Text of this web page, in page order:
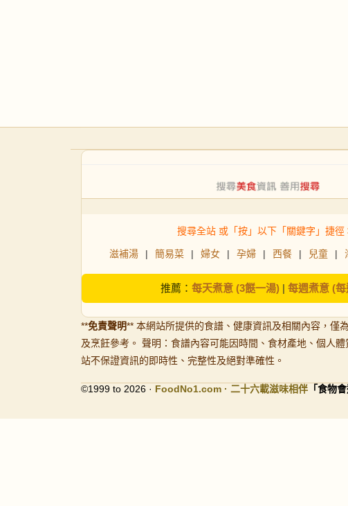
搜尋全站 或「按」以下「關鍵字」捷徑
滋補湯 | 簡易菜 | 婦女 | 孕婦 | 西餐 | 兒童 |
推薦： 每天煮意 (3餸一湯)| 每週煮意 (每
**免責聲明** 本網站所提供的食譜、健康資訊及相關內容，僅
及烹飪參考。 聲明：食譜內容可能因時間、食材產地、個人
站不保證資訊的即時性、完整性及絕對準確性。
©1999 to 2026 · FoodNo1.com · 二十六載滋味相伴 「食物